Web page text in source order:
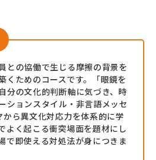
との協働で生じる摩擦の背景を
くためのコースです。「眼鏡を
分の文化的判断軸に気づき、時
ションスタイル・非言語メッセ
ら異文化対応力を体系的に学
よく起こる衝突場面を題材にし
で即使える対処法が身につきま